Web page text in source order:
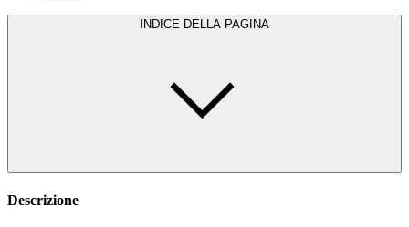
INDICE DELLA PAGINA
Descrizione